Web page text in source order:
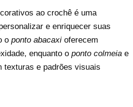
ao crochê é uma
e enriquecer suas
o ponto abacaxi oferecem
enquanto o ponto colmeia e
texturas e padrões visuais